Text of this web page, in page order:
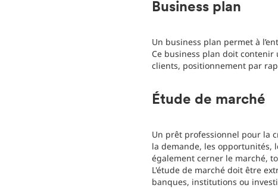
Business plan
Un business plan permet à
Ce business plan doit
clients, positionnement par
Étude de marché
Un prêt professionnel pour la
la demande, les opportunités,
également cerner le marché,
L'étude de marché doit être
banques, institutions ou